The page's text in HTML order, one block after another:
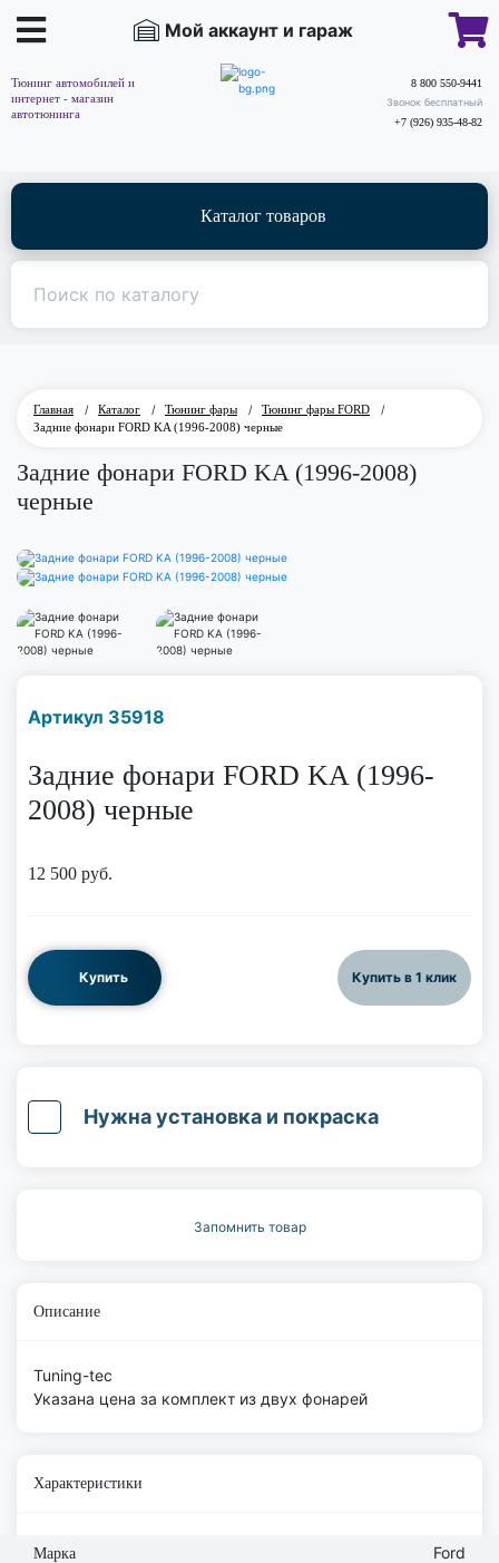
Мой аккаунт и гараж
Тюнинг автомобилей и
интернет - магазин
автотюнинга
8 800 550-9441
Звонок бесплатный
+7 (926) 935-48-82
Каталог товаров
Главная / Каталог / Тюнинг фары / Тюнинг фары FORD
/
Задние фонари FORD KA (1996-2008) черные
Задние фонари FORD KA (1996-2008)
черные
Артикул 35918
Задние фонари FORD KA (1996-
2008) черные
12 500 руб.
Купить Купить в 1 клик
Нужна установка и покраска
Запомнить товар
Описание
Tuning-tec
Указана цена за комплект из двух фонарей
Характеристики
Марка Ford